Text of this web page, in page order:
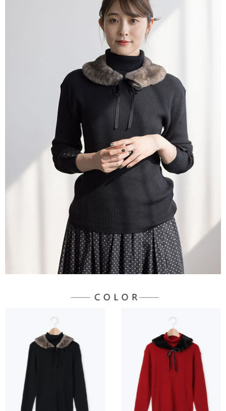
1.分期款項不併入電信帳單，「大哥付你分期」於每月結算日後寄送繳費提
2.透過簡訊連結打開帳單後，可選擇「超商條碼／台灣大直營門市／銀行轉
帳／街口支付／iPASS MONEY」等通路繳費。
1.本服務係由「台灣大哥大股份有限公司」（以下簡稱本公司）所提供，讓
用戶於交易時，得透過本服務購買商品或服務，並由商店將買賣／分期付款
買賣價金債權讓與本公司後，依約使用本公司帳單繳交帳款。
2.基於同意付款使用「大哥付你分期」之契約關係目的，商店將以您的個人
資料（包含姓名、電話或地址）提供予台灣大哥大進項蒐集、處理及利用，
由本公司與您本人進行分期帳單所需資料之確認、核對及更正。
3.完整用戶服務條款，請詳閱以下連結：
https://oppay.tw/userRule
３．安心：先確認商品／服務後，再付款。
【「AFTEE先享後付」結帳流程】
１．於結帳方式選擇「AFTEE先享後付」後，將跳轉至「AFTEE先享後付」
結帳頁面，進行簡訊認證並確認金額後，即可完成結帳。
２．訂單成立數日內，您將收到繳費通知簡訊。
３．收到繳費通知簡訊後14天內，點擊此簡訊中的連結，可透過四大超商／
ATM／網路銀行／等多元方式進行付款，方視為交易完成。
※ 請注意：結帳手續完成當下不需立刻繳費，但若您需要取消訂單，請聯絡
購買商品的店家。未經商家同意取消之訂單仍視為有效，需透過AFTEE先享
後付繳納相關費用。
※ 交易是否成功請以「AFTEE先享後付 」之結帳頁面顯示為準，若有關於
是否繳費成功／繳費後需取消欲退款等相關疑問，請聯繫「AFTEE先享後付
https://netprotections.freshdesk.com/support/home
１．透過由恩沛科技股份有限公司提供之「AFTEE先享後付」服務完成之交
易，需依本服務之必要範圍內提供個人資料，並將交易相關給付款項請求債
權轉讓予恩沛科技股份有限公司。
２．關於個人資料處理事宜，請瀏覽以下網址：
https://aftee.tw/terms/#terms3
３．未成年的使用者請事先徵得法定代理人或監護人之同意方可使用
「AFTEE先享後付」，若未經同意申辦者引起之損失，本公司不負相關責
４．使用「AFTEE先享後付」時，將依據個別帳號之用戶狀況，依本公司即
時審查核予不同之上限額度；若仍有額度不足之情形，本公司將視審查結果
請求用戶進行身份認證。
５．嚴禁一人註冊多個帳號或使用他人資訊註冊。若發現惡意使用之情形，
恩沛科技股份有限公司將有權停止該用戶之使用額度並採取法律行動。
每筆NT$60，滿NT$1,500(含以上)免運費
每筆NT$60，滿NT$1,500(含以上)免運費
每筆NT$60，滿NT$1,500(含以上)免運費
每筆NT$60，滿NT$1,500(含以上)免運費
每筆NT$60，滿NT$1,500(含以上)免運費
7-11純取貨
每筆NT$60，滿NT$1,500(含以上)免運費
每筆NT$90，滿NT$1,500(含以上)免運費